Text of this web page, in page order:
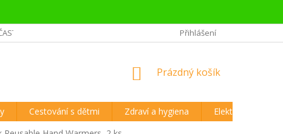
OTÁZKY CESTOVATELŮ REKLAMAČNÍ ŘÁD A VRÁCENÍ ZBOŽÍ
Přihlášení
NÁKUPNÍ
Prázdný košík
Cestování s dětmi Zdraví a hygiena Elektronika